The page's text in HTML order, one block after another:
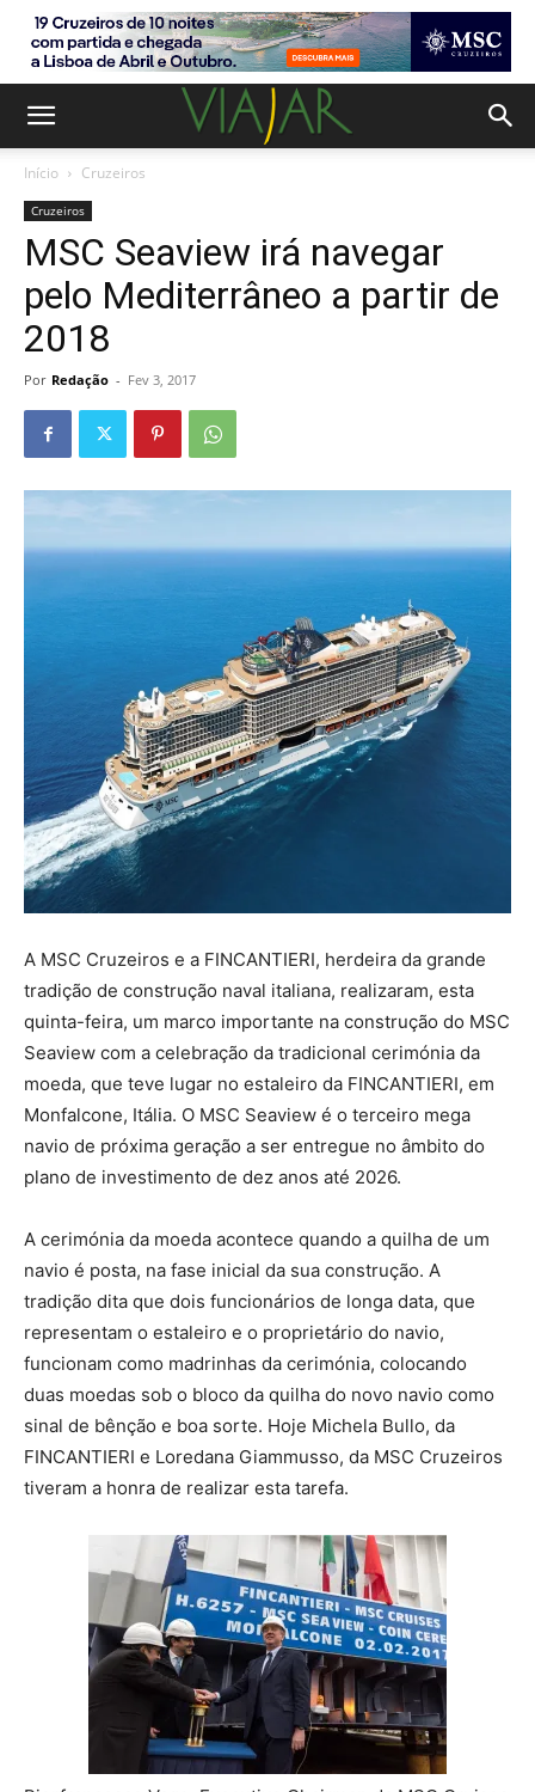
Início Cruzeiros
Cruzeiros
MSC Seaview irá navegar
pelo Mediterrâneo a partir de
2018
Por Redação - Fev 3, 2017
A MSC Cruzeiros e a FINCANTIERI, herdeira da grande
tradição de construção naval italiana, realizaram, esta
quinta-feira, um marco importante na construção do MSC
Seaview com a celebração da tradicional cerimónia da
moeda, que teve lugar no estaleiro da FINCANTIERI, em
Monfalcone, Itália. O MSC Seaview é o terceiro mega
navio de próxima geração a ser entregue no âmbito do
plano de investimento de dez anos até 2026.
A cerimónia da moeda acontece quando a quilha de um
navio é posta, na fase inicial da sua construção. A
tradição dita que dois funcionários de longa data, que
representam o estaleiro e o proprietário do navio,
funcionam como madrinhas da cerimónia, colocando
duas moedas sob o bloco da quilha do novo navio como
sinal de bênção e boa sorte. Hoje Michela Bullo, da
FINCANTIERI e Loredana Giammusso, da MSC Cruzeiros
tiveram a honra de realizar esta tarefa.